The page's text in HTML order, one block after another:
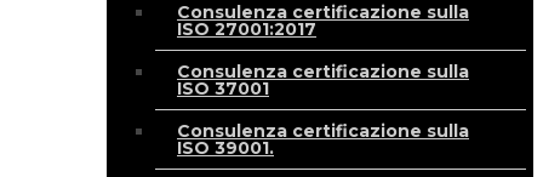
Consulenza certificazione sulla
ISO 27001:2017
Consulenza certificazione sulla
ISO 37001
Consulenza certificazione sulla
ISO 39001.